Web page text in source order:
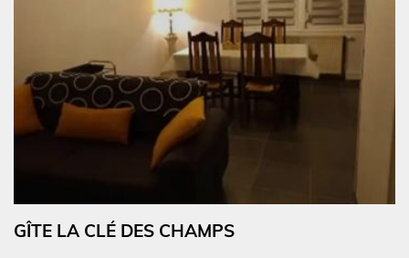
GÎTE LA CLÉ DES CHAMPS